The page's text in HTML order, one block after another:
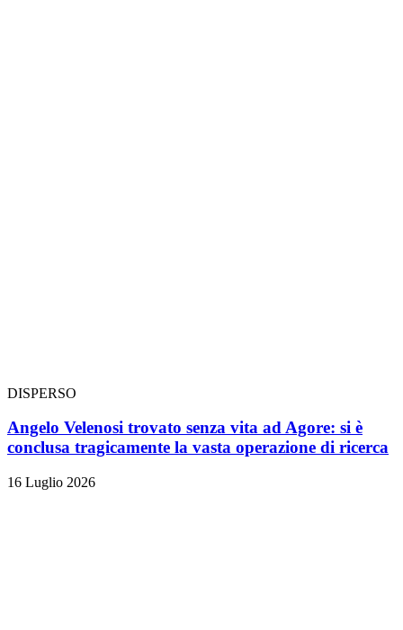
DISPERSO
Angelo Velenosi trovato senza vita ad Agore: si è
conclusa tragicamente la vasta operazione di ricerca
16 Luglio 2026